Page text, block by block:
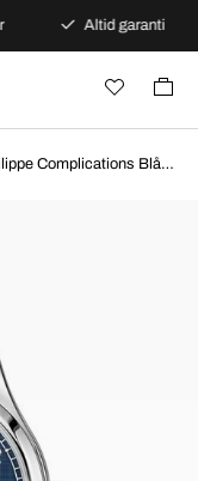
Altid garanti
Patek Philippe Complications Blå/Stål Ø38 mm 4947/1A/001